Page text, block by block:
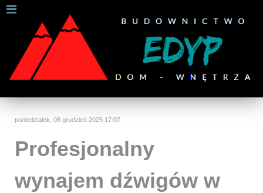
poniedziałek, 08 grudzień 2025 17:07
Profesjonalny
wynajem dźwigów w
W celu zapewnienia jak najlepszych usług online, ta
strona korzysta z plików cookies.
Jeśli korzystasz z naszej strony internetowej, wyrażasz zgodę na
używanie naszych plików cookies.Dalsze informacje
Rozumiem